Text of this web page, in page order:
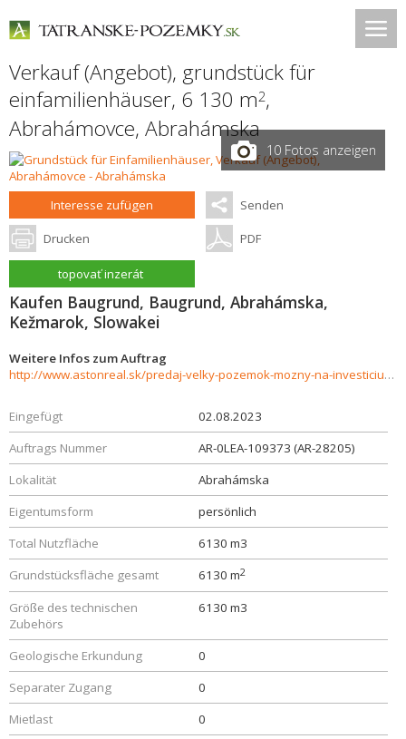
Verkauf (Angebot), grundstück für
einfamilienhäuser, 6 130 m2,
Abrahámovce, Abrahámska
10 Fotos anzeigen
Interesse zufügen Senden
Drucken PDF
topovať inzerát
Kaufen Baugrund, Baugrund, Abrahámska,
Kežmarok, Slowakei
Weitere Infos zum Auftrag
http://www.astonreal.sk/predaj-velky-pozemok-mozny-na-investiciu-alebo-vystavbu-6130m2-755134
Eingefügt
02.08.2023
Auftrags Nummer
AR-0LEA-109373 (AR-28205)
Lokalität
Abrahámska
Eigentumsform
persönlich
Total Nutzfläche
6130 m3
Grundstücksfläche gesamt
6130 m2
Größe des technischen
Zubehörs
6130 m3
Geologische Erkundung
0
Separater Zugang
0
Mietlast
0